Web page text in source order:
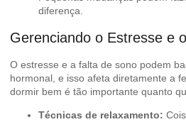
diferença.
Gerenciando o Estresse e
O estresse e a falta de sono podem
hormonal, e isso afeta diretamente a
dormir bem é tão importante quanto
Técnicas de relaxamento: